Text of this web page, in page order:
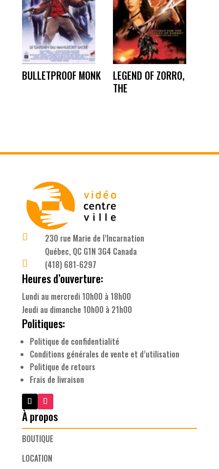
BULLETPROOF MONK
LEGEND OF ZORRO,
THE

230 rue Marie de l’Incarnation
Québec, QC G1N 3G4 Canada
 (418) 681-6297
Heures d’ouverture:
Lundi au mercredi 10h00 à 18h00
Jeudi au dimanche 10h00 à 21h00
Politiques:
Politique de confidentialité
Conditions générales de vente et d’utilisation
Politique de retours
Frais de livraison
À propos
BOUTIQUE
LOCATION